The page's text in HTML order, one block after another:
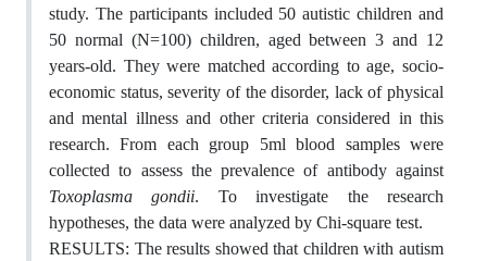
study. The participants included 50 autistic children and
50 normal (N=100) children, aged between 3 and 12
years-old. They were matched according to age, socio-
economic status, severity of the disorder, lack of physical
and mental illness and other criteria considered in this
research. From each group 5ml blood samples were
collected to assess the prevalence of antibody against
Toxoplasma gondii. To investigate the research
hypotheses, the data were analyzed by Chi-square test.
RESULTS: The results showed that children with autism